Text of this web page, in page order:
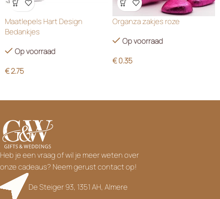
Wensenlijst
Maatlepels Hart Design
Bedankjes
Op voorraad
€2.75
Wensenlijst
Organza zakjes roze
Op voorraad
€0.35
Heb je een vraag of wil je meer weten over
onze cadeaus? Neem gerust contact op!
De Steiger 93, 1351 AH, Almere